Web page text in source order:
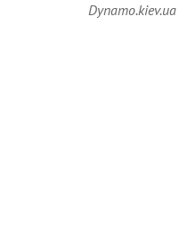
Dynamo.kiev.ua